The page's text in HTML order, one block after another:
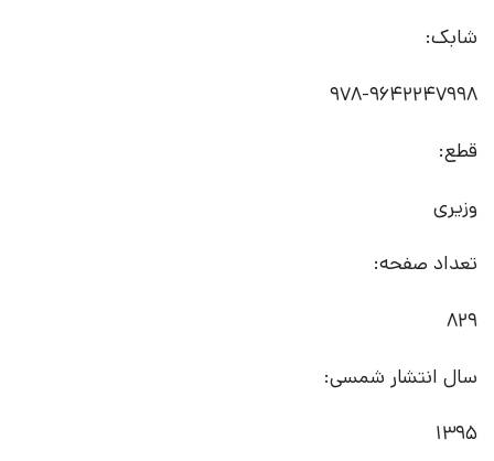
شابک:
978-9642247998
قطع:
وزیری
تعداد صفحه:
829
سال انتشار شمسی:
1395